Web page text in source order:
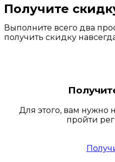
Получите
Выполните всего два
получить скидку
Для этого, вам нужно
пройти